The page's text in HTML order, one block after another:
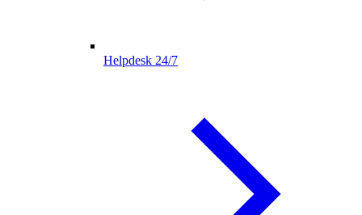
Helpdesk 24/7